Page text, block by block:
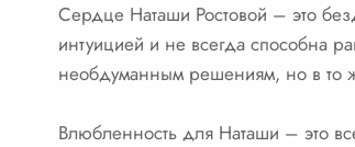
Сердце Наташи Ростовой – это
интуицией и не всегда способна
необдуманным решениям, но в то
Влюбленность для Наташи – это